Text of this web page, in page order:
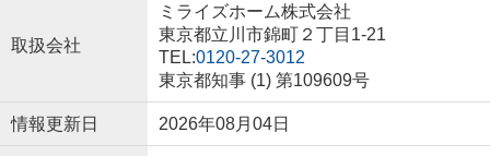
取扱会社
ミライズホーム株式会社
東京都立川市錦町２丁目1-21
TEL:0120-27-3012
東京都知事 (1) 第109609号
情報更新日 2026年08月04日